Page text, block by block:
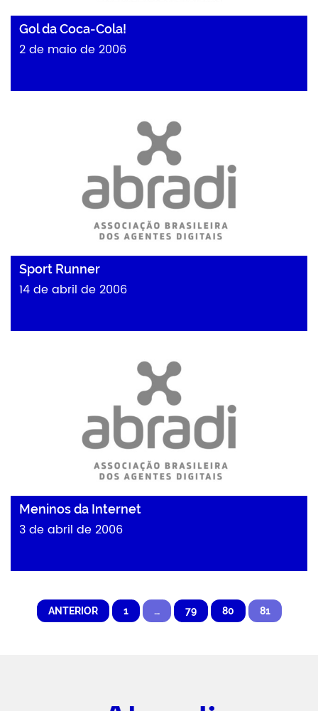
Gol da Coca-Cola!
2 de maio de 2006
Sport Runner
14 de abril de 2006
Meninos da Internet
3 de abril de 2006
ANTERIOR 1 … 79 80 81